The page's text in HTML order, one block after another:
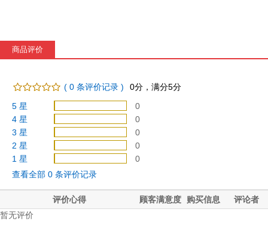
商品评价
(0 条评价记录 ) 0分，满分5分
5 星
0
4 星
0
3 星
0
2 星
0
1 星
0
查看全部 0 条评价记录
评价心得 顾客满意度 购买信息
评论者
暂无评价